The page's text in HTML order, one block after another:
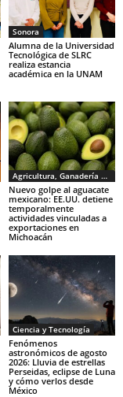
Sonora
Alumna de la Universidad
Tecnológica de SLRC
realiza estancia
académica en la UNAM
Agricultura, Ganadería y Pesca
Nuevo golpe al aguacate
mexicano: EE.UU. detiene
temporalmente
actividades vinculadas a
exportaciones en
Michoacán
Ciencia y Tecnología
Fenómenos
astronómicos de agosto
2026: Lluvia de estrellas
Perseidas, eclipse de Luna
y cómo verlos desde
México